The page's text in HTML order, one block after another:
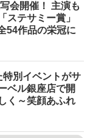
会開催！ 主演も
ステサミー賞」
54作品の栄冠に
別イベントがサ
ベル銀座店で開
く～笑顔あふれ